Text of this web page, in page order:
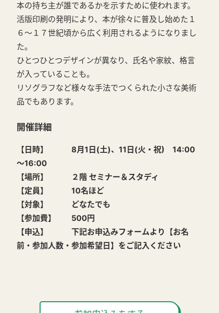
本の持ち主が誰であるかを示すために使われます。
活版印刷の発明により、本が徐々に普及し始めた１
６～１７世紀頃から広く利用されるようになりまし
た。
ひとつひとつデザインが異なり、氏名や家紋、格言
が入っていることも。
リソグラフなど様々な手法でつくられた小さな美術
品でもあります。
開催詳細
【日時】 8月1日(土)、11日(火・祝) 14:00
～16:00
【場所】 ２階 セミナー＆スタディ
【定員】 10名ほど
【対象】 どなたでも
【参加費】 500円
【申込】 下記お申込みフォームより【お名
前・参加人数・参加希望日】をご記入ください